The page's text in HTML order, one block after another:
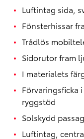
Luftintag sida,
Fönsterhissar
Trådlös
Sidorutor fram
I materialets
Förvaringsficka
ryggstöd
Solskydd
Luftintag,